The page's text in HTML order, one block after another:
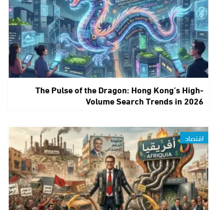
The Pulse of the Dragon: Hong Kong’s High-
Volume Search Trends in 2026
اقتصاد